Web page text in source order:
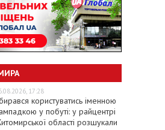
17:28
користуватись іменною
у побуті: у райцентрі
області розшукали